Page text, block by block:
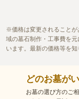
価格は変更されること
域の墓石制作・工事費を
います。最新の価格等を
どのお墓が
お墓の選び方のご